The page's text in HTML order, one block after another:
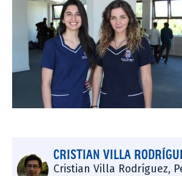
CRISTIAN VILLA
Cristian Villa Rodríguez,